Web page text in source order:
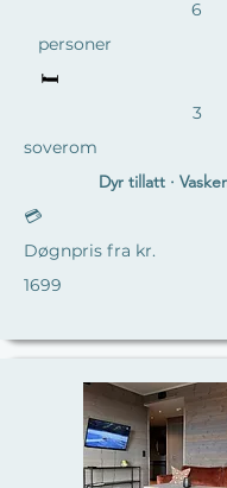
6
personer
🛏️
3
soverom
Dyr tillatt ·
💳
Døgnpris fra kr.
1699